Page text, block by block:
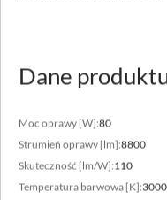
Dane
Moc oprawy [W]:80
Strumień oprawy [lm]:8800
Skuteczność [lm/W]:110
Temperatura barwowa [K]:3000
aule, biura, sale lekcyjne